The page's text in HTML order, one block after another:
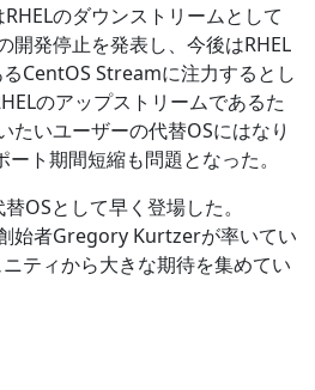
のダウンストリームとして
開発停止を発表し、今後はRHEL
CentOS Streamに注力するとし
のアップストリームであるた
たいユーザーの代替OSにはなり
ト期間短縮も問題となった。
OSとして早く登場した。
始者Gregory Kurtzerが率いてい
ティから大きな期待を集めてい